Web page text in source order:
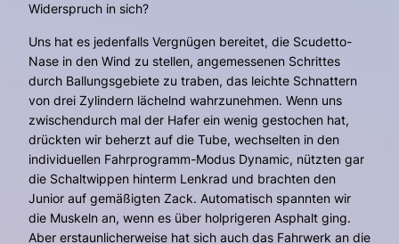
Widerspruch in sich?
Uns hat es jedenfalls Vergnügen bereitet, die Scudetto-
Nase in den Wind zu stellen, angemessenen Schrittes
durch Ballungsgebiete zu traben, das leichte Schnattern
von drei Zylindern lächelnd wahrzunehmen. Wenn uns
zwischendurch mal der Hafer ein wenig gestochen hat,
drückten wir beherzt auf die Tube, wechselten in den
individuellen Fahrprogramm-Modus Dynamic, nützten gar
die Schaltwippen hinterm Lenkrad und brachten den
Junior auf gemäßigten Zack. Automatisch spannten wir
die Muskeln an, wenn es über holprigeren Asphalt ging.
Aber erstaunlicherweise hat sich auch das Fahrwerk an die